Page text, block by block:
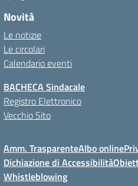
Novità
Le notizie
Le circolari
Calendario eventi
BACHECA Sindacale
Registro Elettronico
Vecchio Sito
Amm. TrasparenteAlbo online
Dichiazione di Accessibilità
Whistleblowing